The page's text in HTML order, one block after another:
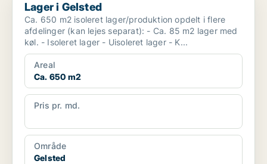
Lager i Gelsted
Ca. 650 m2 isoleret lager/produktion opdelt i flere
afdelinger (kan lejes separat): - Ca. 85 m2 lager med
køl. - Isoleret lager - Uisoleret lager - K...
Areal
Ca. 650 m2
Pris pr. md.
Område
Gelsted